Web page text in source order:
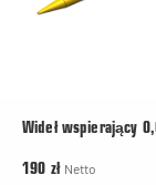
Wideł wspierający
190 zł Netto